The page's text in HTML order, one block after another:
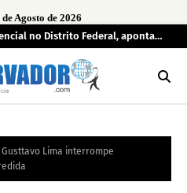
Agosto de 2026
no Distrito Federal, aponta
aparece em segundo
Gusttavo Lima interrompe